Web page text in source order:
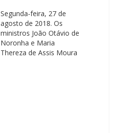
Segunda-feira, 27 de
agosto de 2018. Os
ministros João Otávio de
Noronha e Maria
Thereza de Assis Moura